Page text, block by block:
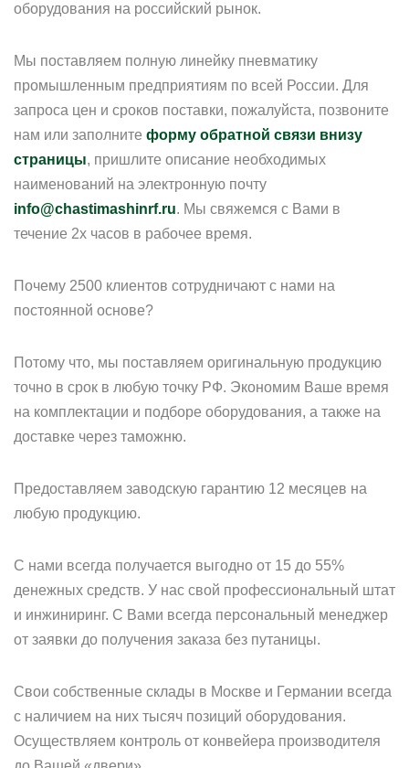
оборудования на российский рынок.
Мы поставляем полную линейку пневматику
промышленным предприятиям по всей России. Для
запроса цен и сроков поставки, пожалуйста, позвоните
нам или заполните форму обратной связи внизу
страницы, пришлите описание необходимых
наименований на электронную почту
info@chastimashinrf.ru. Мы свяжемся с Вами в
течение 2х часов в рабочее время.
Почему 2500 клиентов сотрудничают с нами на
постоянной основе?
Потому что, мы поставляем оригинальную продукцию
точно в срок в любую точку РФ. Экономим Ваше время
на комплектации и подборе оборудования, а также на
доставке через таможню.
Предоставляем заводскую гарантию 12 месяцев на
любую продукцию.
С нами всегда получается выгодно от 15 до 55%
денежных средств. У нас свой профессиональный штат
и инжиниринг. С Вами всегда персональный менеджер
от заявки до получения заказа без путаницы.
Свои собственные склады в Москве и Германии всегда
с наличием на них тысяч позиций оборудования.
Осуществляем контроль от конвейера производителя